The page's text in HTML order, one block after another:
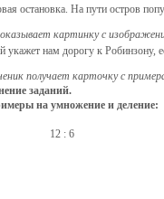
остановка. На пути остров
картинку с
укажет нам дорогу к Робинзону,
получает карточку с
заданий.
на умножение и деление:
12 : 6